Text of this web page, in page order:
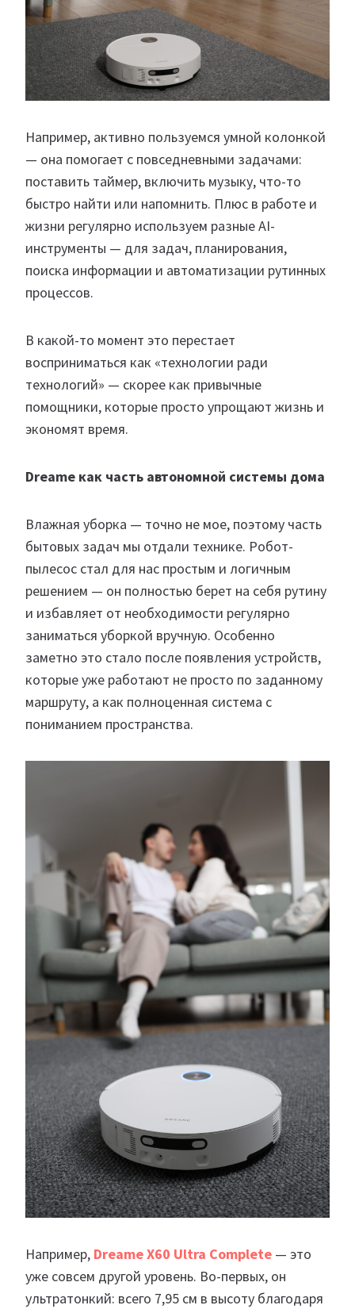
Например, активно пользуемся умной колонкой
— она помогает с повседневными задачами:
поставить таймер, включить музыку, что-то
быстро найти или напомнить. Плюс в работе и
жизни регулярно используем разные AI-
инструменты — для задач, планирования,
поиска информации и автоматизации рутинных
процессов.
В какой-то момент это перестает
восприниматься как «технологии ради
технологий» — скорее как привычные
помощники, которые просто упрощают жизнь и
экономят время.
Dreame как часть автономной системы дома
Влажная уборка — точно не мое, поэтому часть
бытовых задач мы отдали технике. Робот-
пылесос стал для нас простым и логичным
решением — он полностью берет на себя рутину
и избавляет от необходимости регулярно
заниматься уборкой вручную. Особенно
заметно это стало после появления устройств,
которые уже работают не просто по заданному
маршруту, а как полноценная система с
пониманием пространства.
Например, Dreame X60 Ultra Complete — это
уже совсем другой уровень. Во-первых, он
ультратонкий: всего 7,95 см в высоту благодаря